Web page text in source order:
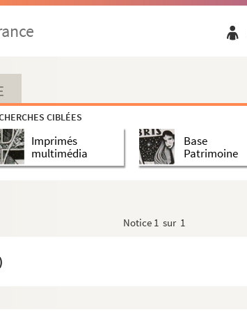
CIBLÉES
Imprimés
multimédia
Base
Patrimoine
Notice 1 sur 1